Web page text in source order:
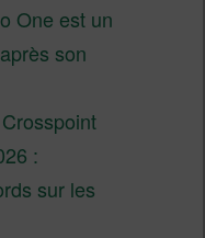
One est un
son
:
sur les